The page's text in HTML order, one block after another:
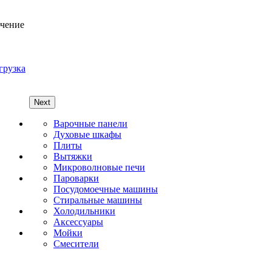
Next
Варочные панели
Духовые шкафы
Плиты
Вытяжки
Микроволновые печи
Пароварки
Посудомоечные машины
Стиральные машины
Холодильники
Аксессуары
Мойки
Cмесители